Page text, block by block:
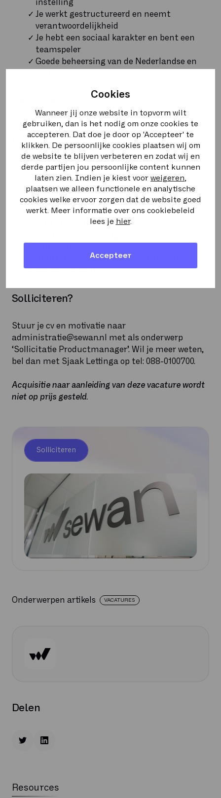
Cookies
Wanneer jij onze website in topvorm wilt
gebruiken, dan is het nodig om onze cookies te
accepteren. Dat doe je door op 'Accepteer' te
klikken. De persoonlijke cookies plaatsen wij om
de website te blijven verbeteren en zodat wij en
derde partijen jou persoonlijke content kunnen
laten zien. Indien je kiest voor weigeren
plaatsen we alleen functionele en analytische
cookies welke ervoor zorgen dat de website goed
werkt. Meer informatie over ons cookiebeleid
lees je hier.
Accepteer
instelling
Je werkt gestructureerd en neemt
verantwoordelijkheid
Je hebt een sociaal karakter en bent een
teamspeler
Goede beheersing van de Nederlandse en
Wat bieden we jou?
Wij geloven dat mensen het beste presteren als
ze goed in hun vel zitten en gewaardeerd worden.
Salaris tussen € 3.450 - € 5.650 bruto per
maand o.b.v. fulltime dienstverband
30 vakantiedagen o.b.v. fulltime
dienstverband
Je deelt mee aan de jaarlijkse
winstuitkering
Aantrekkelijke studiemogelijkheden
Hybride werken
Solliciteren?
Stuur je cv en motivatie naar
administratie@sewan.nl met als onderwerp
‘Sollicitatie Productmanager’. Wil je meer weten,
bel dan met Sjaak Lettinga op tel: 088-0100700.
Acquisitie naar aanleiding van deze vacature wordt
niet op prijs gesteld.
Solliciteren
Onderwerpen artikels VACATURES
Delen
Resources